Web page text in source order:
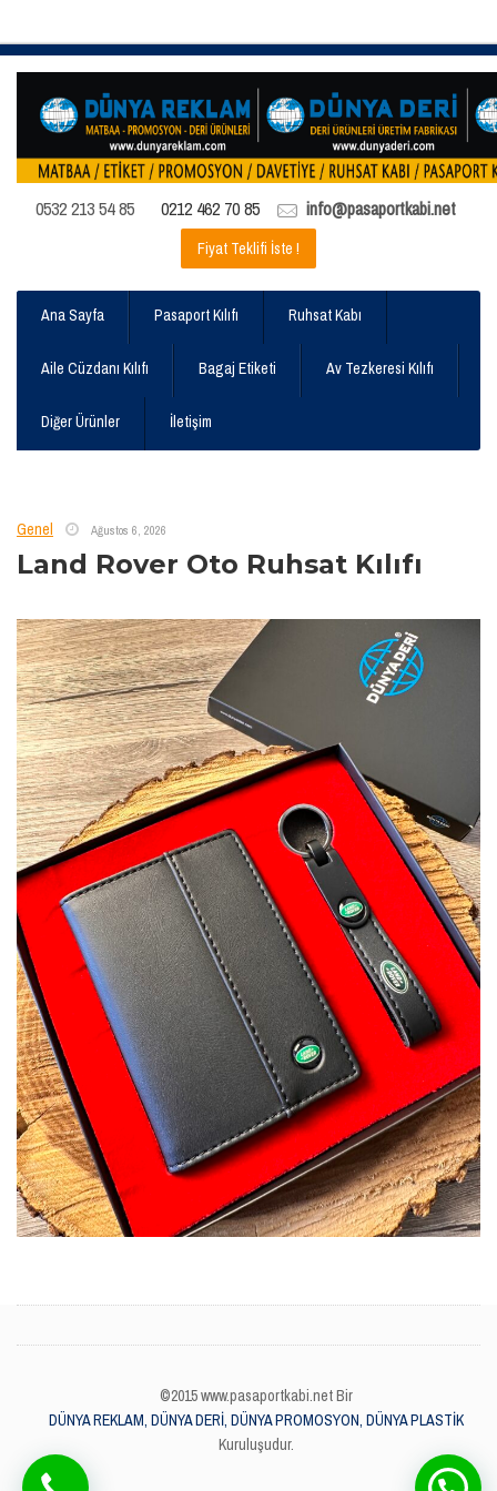
0532 213 54 85 0212 462 70 85 info@pasaportkabi.net
Fiyat Teklifi İste !
Ana Sayfa Pasaport Kılıfı Ruhsat Kabı
Aile Cüzdanı Kılıfı Bagaj Etiketi Av Tezkeresi Kılıfı
Diğer Ürünler İletişim
Genel Ağustos 6, 2026
Land Rover Oto Ruhsat Kılıfı
©2015 www.pasaportkabi.net Bir
DÜNYA REKLAM, DÜNYA DERİ, DÜNYA PROMOSYON, DÜNYA PLASTİK
Kuruluşudur.